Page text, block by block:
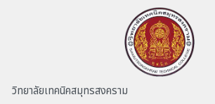
วิทยาลัยเทคนิคสมุทรสงคราม